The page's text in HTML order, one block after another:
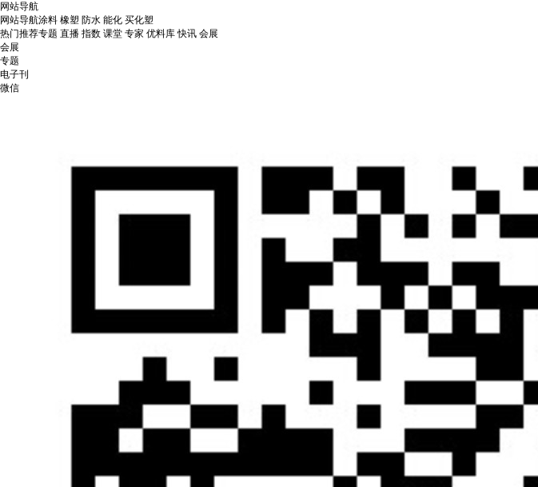
网站导航
网站导航涂料 橡塑 防水 能化 买化塑
热门推荐专题 直播 指数 课堂 专家 优料库 快讯 会展
会展
专题
电子刊
微信